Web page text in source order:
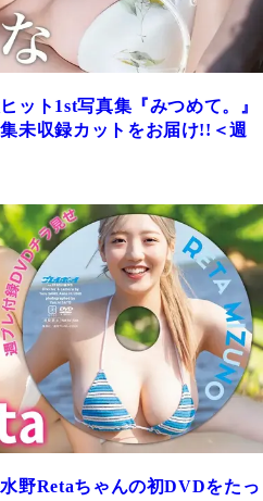
ット1st写真集『みつめて。』
未収録カットをお届け!!＜週
野Retaちゃんの初DVDをたっ